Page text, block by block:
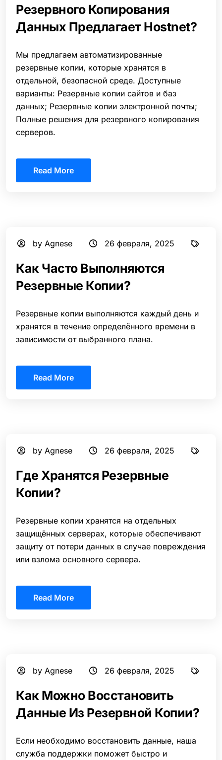
Резервного Копирования
Данных Предлагает Hostnet?
Мы предлагаем автоматизированные
резервные копии, которые хранятся в
отдельной, безопасной среде. Доступные
варианты: Резервные копии сайтов и баз
данных; Резервные копии электронной почты;
Полные решения для резервного копирования
серверов.
Read More
by Agnese 26 февраля, 2025
Как Часто Выполняются
Резервные Копии?
Резервные копии выполняются каждый день и
хранятся в течение определённого времени в
зависимости от выбранного плана.
Read More
by Agnese 26 февраля, 2025
Где Хранятся Резервные
Копии?
Резервные копии хранятся на отдельных
защищённых серверах, которые обеспечивают
защиту от потери данных в случае повреждения
или взлома основного сервера.
Read More
by Agnese 26 февраля, 2025
Как Можно Восстановить
Данные Из Резервной Копии?
Если необходимо восстановить данные, наша
служба поддержки поможет быстро и